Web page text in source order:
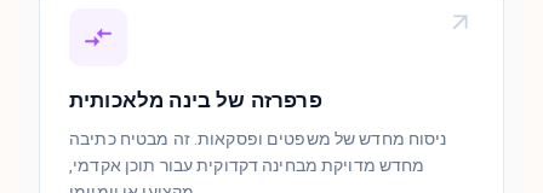
פרפרזה של בינה מלאכותית
ניסוח מחדש של משפטים ופסקאות. זה מבטיח כתיבה
מחדש מדויקת מבחינה דקדוקית עבור תוכן אקדמי,